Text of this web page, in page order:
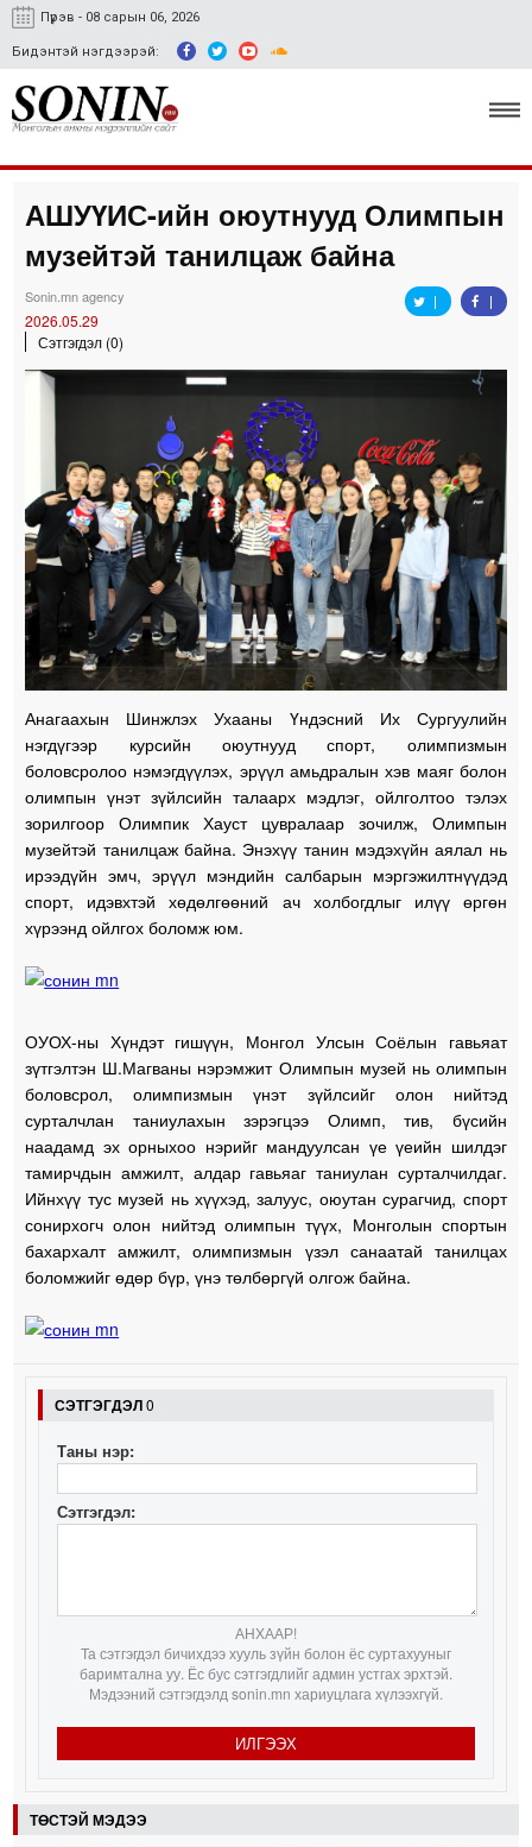
Пүрэв - 08 сарын 06, 2026
Бидэнтэй нэгдээрэй:
Улс төр, эдийн засаг
Гэмт хэрэг
Спорт
Easy news
АШУҮИС-ийн оюутнууд Олимпын
музейтэй танилцаж байна
Sonin.mn agency
2026.05.29
Сэтгэгдэл (0)
Анагаахын Шинжлэх Ухааны Үндэсний Их Сургуулийн
нэгдүгээр курсийн оюутнууд спорт, олимпизмын
боловсролоо нэмэгдүүлэх, эрүүл амьдралын хэв маяг болон
олимпын үнэт зүйлсийн талаарх мэдлэг, ойлголтоо тэлэх
зорилгоор Олимпик Хауст цувралаар зочилж, Олимпын
музейтэй танилцаж байна. Энэхүү танин мэдэхүйн аялал нь
ирээдүйн эмч, эрүүл мэндийн салбарын мэргэжилтнүүдэд
спорт, идэвхтэй хөдөлгөөний ач холбогдлыг илүү өргөн
хүрээнд ойлгох боломж юм.
ОУОХ-ны Хүндэт гишүүн, Монгол Улсын Соёлын гавьяат
зүтгэлтэн Ш.Магваны нэрэмжит Олимпын музей нь олимпын
боловсрол, олимпизмын үнэт зүйлсийг олон нийтэд
сурталчлан таниулахын зэрэгцээ Олимп, тив, бүсийн
наадамд эх орныхоо нэрийг мандуулсан үе үеийн шилдэг
тамирчдын амжилт, алдар гавьяаг таниулан сурталчилдаг.
Ийнхүү тус музей нь хүүхэд, залуус, оюутан сурагчид, спорт
сонирхогч олон нийтэд олимпын түүх, Монголын спортын
бахархалт амжилт, олимпизмын үзэл санаатай танилцах
боломжийг өдөр бүр, үнэ төлбөргүй олгож байна.
СЭТГЭГДЭЛ0
Таны нэр:
Сэтгэгдэл:
АНХААР!
Та сэтгэгдэл бичихдээ хууль зүйн болон ёс суртахууныг
баримтална уу. Ёс бус сэтгэгдлийг админ устгах эрхтэй.
Мэдээний сэтгэгдэлд sonin.mn хариуцлага хүлээхгүй.
ИЛГЭЭХ
ТӨСТЭЙ МЭДЭЭ